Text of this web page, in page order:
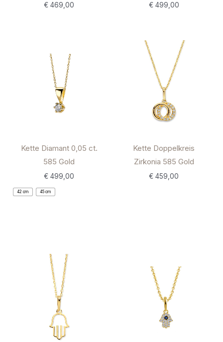
€ 469,00 €499,00
Kette Diamant 0,05 ct.
585 Gold
€ 499,00
42 cm 45 cm
Kette Doppelkreis
Zirkonia 585 Gold
€ 459,00